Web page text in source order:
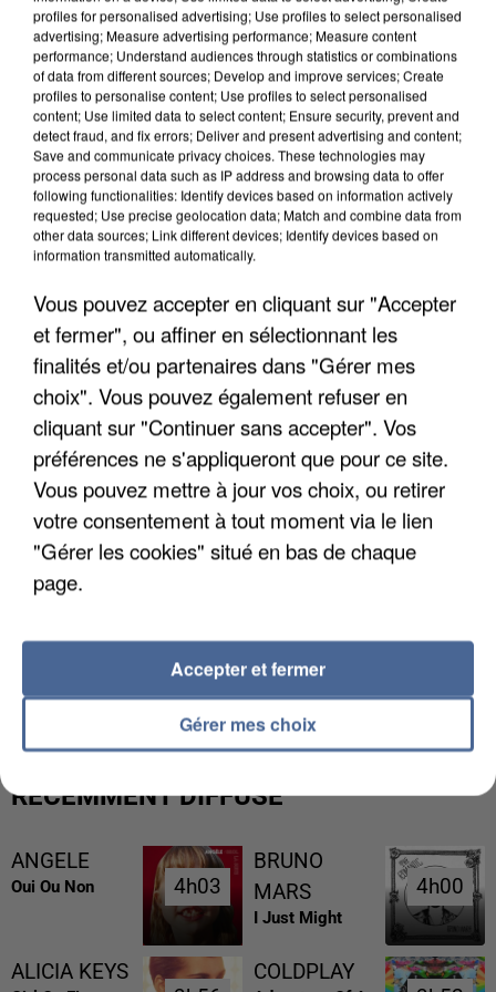
APRÈS TOUTES CES CANICULES, LES REFUGES
DE FAUNE SAUVAGE SONT...
MAFIA INTERPELLÉ EN ALGÉRIE
RÉCEMMENT DIFFUSÉ
ANGELE
Oui Ou Non 4h03
4h03
BRUNO
MARS
I Just Might
4h00
4h00
ALICIA KEYS COLDPLAY
profiles for personalised advertising; Use profiles to select personalised
advertising; Measure advertising performance; Measure content
performance; Understand audiences through statistics or combinations
of data from different sources; Develop and improve services; Create
profiles to personalise content; Use profiles to select personalised
content; Use limited data to select content; Ensure security, prevent and
detect fraud, and fix errors; Deliver and present advertising and content;
Save and communicate privacy choices. These technologies may
process personal data such as IP address and browsing data to offer
following functionalities: Identify devices based on information actively
requested; Use precise geolocation data; Match and combine data from
other data sources; Link different devices; Identify devices based on
information transmitted automatically.
Vous pouvez accepter en cliquant sur "Accepter
et fermer", ou affiner en sélectionnant les
finalités et/ou partenaires dans "Gérer mes
choix". Vous pouvez également refuser en
cliquant sur "Continuer sans accepter". Vos
préférences ne s'appliqueront que pour ce site.
Vous pouvez mettre à jour vos choix, ou retirer
votre consentement à tout moment via le lien
"Gérer les cookies" situé en bas de chaque
page.
Gérer mes choix
Accepter et fermer